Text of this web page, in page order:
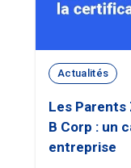
Actualités
Les
B Corp : un
entreprise